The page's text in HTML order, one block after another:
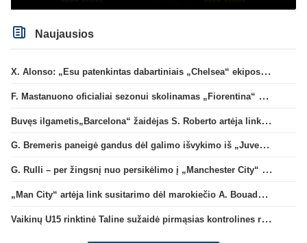
Naujausios
X. Alonso: „Esu patenkintas dabartiniais „Chelsea“ ekipos vartininkais“
F. Mastanuono oficialiai sezonui skolinamas „Fiorentina“ ekipai
Buvęs ilgametis„Barcelona“ žaidėjas S. Roberto artėja link persikėlimo į MLS
G. Bremeris paneigė gandus dėl galimo išvykimo iš „Juventus“ klubo
G. Rulli – per žingsnį nuo persikėlimo į „Manchester City“ klubą
„Man City“ artėja link susitarimo dėl marokiečio A. Bouaddi persikėlimo
Vaikinų U15 rinktinė Taline sužaidė pirmąsias kontrolines rungtynes